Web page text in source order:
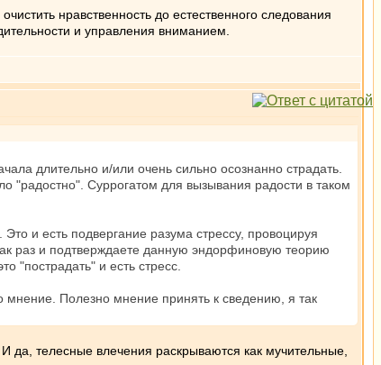
нравственность до естественного следования
и управления вниманием.
длительно и/или очень сильно осознанно страдать.
"радостно". Суррогатом для вызывания радости в таком
и есть подвергание разума стрессу, провоцируя
раз и подтверждаете данную эндорфиновую теорию
"пострадать" и есть стресс.
мнение. Полезно мнение принять к сведению, я так
да, телесные влечения раскрываются как мучительные,